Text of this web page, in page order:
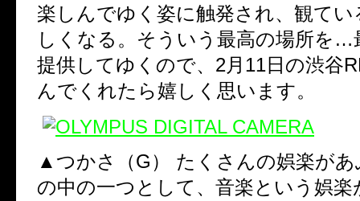
楽しんでゆく姿に触発され、観て
しくなる。そういう最高の場所を…
提供してゆくので、2月11日の渋谷
んでくれたら嬉しく思います。
▲つかさ（G）
たくさんの娯楽が
の中の一つとして、音楽という娯楽